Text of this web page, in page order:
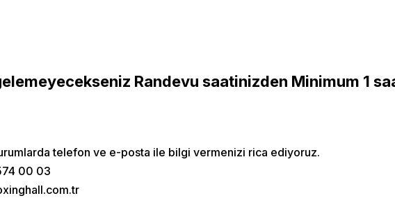
Randevu saatinizden Minimum 1
telefon ve e-posta ile bilgi vermenizi rica ediyoruz.
00 03
Us
Outdoor Exercise